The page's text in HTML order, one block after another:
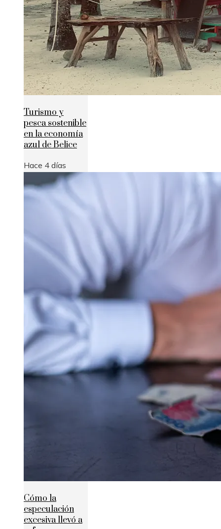
Turismo y
pesca sostenible
en la economía
azul de Belice
Hace 4 días
Cómo la
especulación
excesiva llevó a